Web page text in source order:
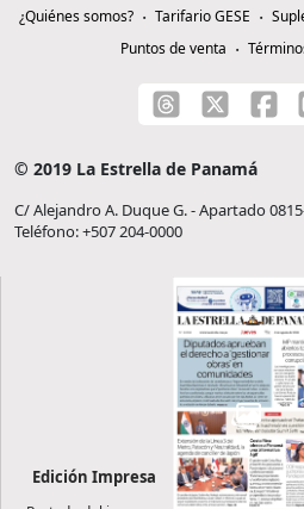
¿Quiénes somos? Tarifario GESE
Puntos de venta
© 2019 La Estrella de Panamá
C/ Alejandro A. Duque G. - Apartado
Teléfono: +507 204-0000
Edición Impresa